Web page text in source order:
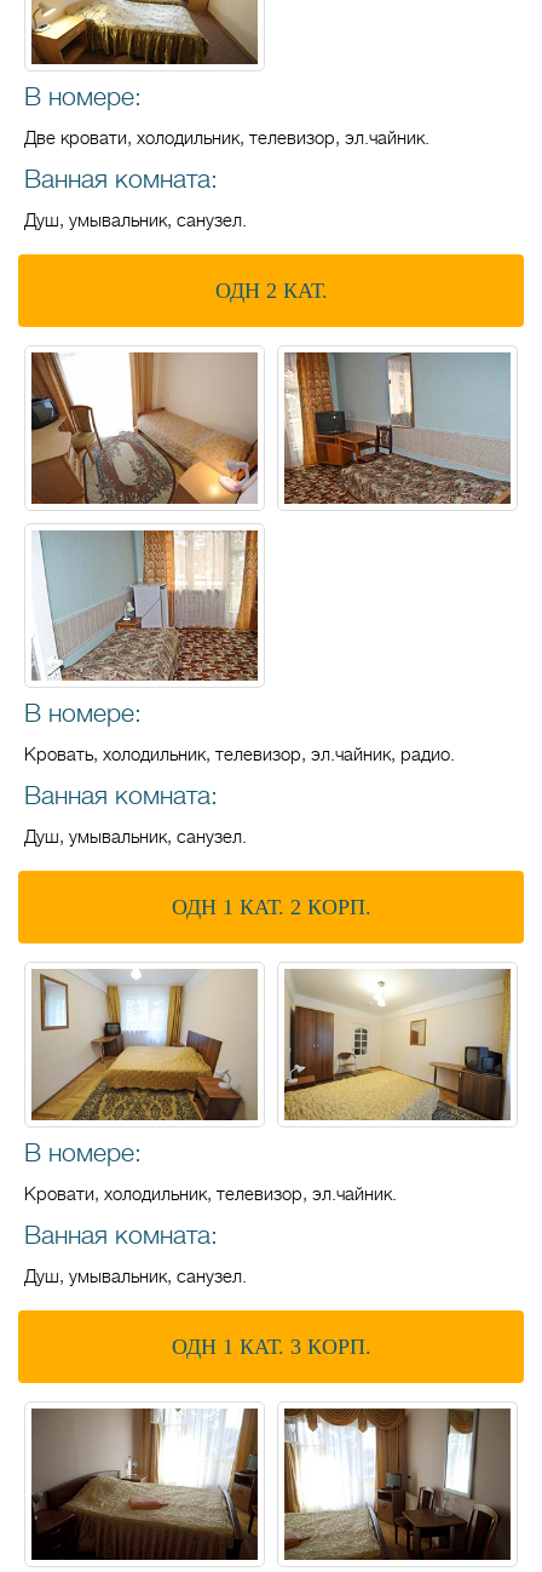
В номере:
Две кровати, холодильник, телевизор, эл.чайник.
Ванная комната:
Душ, умывальник, санузел.
ОДН 2 КАТ.
В номере:
Кровать, холодильник, телевизор, эл.чайник, радио.
Ванная комната:
Душ, умывальник, санузел.
ОДН 1 КАТ. 2 КОРП.
В номере:
Кровати, холодильник, телевизор, эл.чайник.
Ванная комната:
Душ, умывальник, санузел.
ОДН 1 КАТ. 3 КОРП.